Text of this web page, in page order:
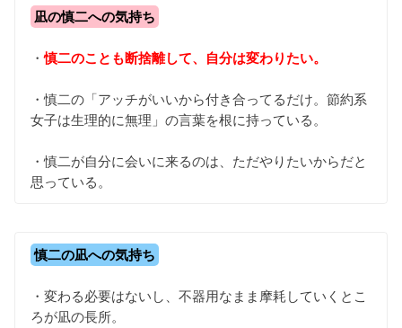
凪の慎二への気持ち
・慎二のことも断捨離して、自分は変わりたい。
・慎二の「アッチがいいから付き合ってるだけ。節約系
女子は生理的に無理」の言葉を根に持っている。
・慎二が自分に会いに来るのは、ただやりたいからだと
思っている。
慎二の凪への気持ち
・変わる必要はないし、不器用なまま摩耗していくとこ
ろが凪の長所。